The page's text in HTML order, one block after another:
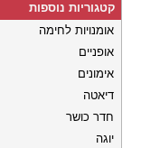
קטגוריות נוספות
אומנויות לחימה
אופניים
אימונים
דיאטה
חדר כושר
יוגה